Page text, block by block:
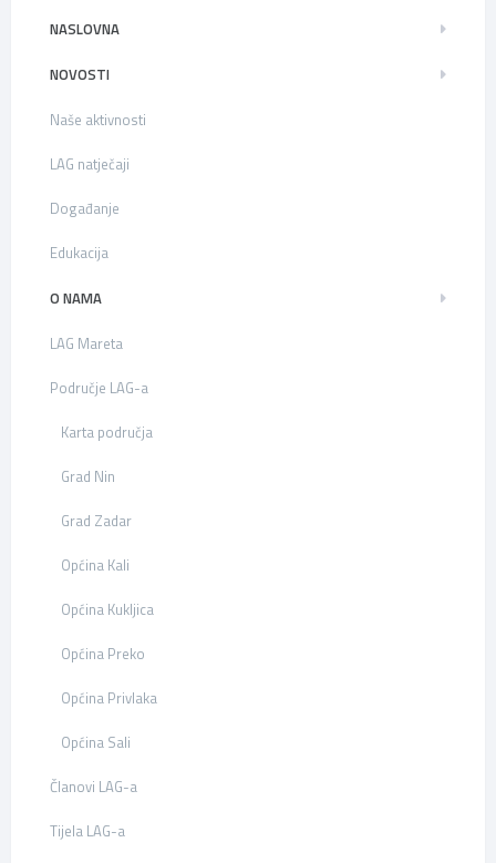
NASLOVNA
NOVOSTI
Naše aktivnosti
LAG natječaji
Događanje
Edukacija
O NAMA
LAG Mareta
Područje LAG-a
Karta područja
Grad Nin
Grad Zadar
Općina Kali
Općina Kukljica
Općina Preko
Općina Privlaka
Općina Sali
Članovi LAG-a
Tijela LAG-a